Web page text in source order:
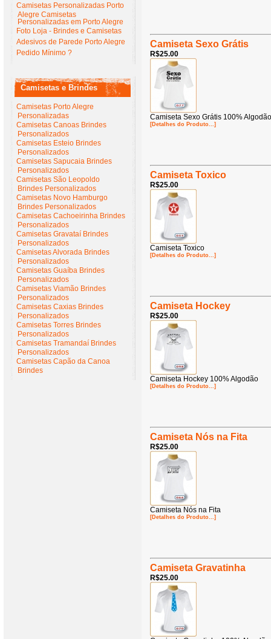
Camisetas Personalizadas Porto
Alegre Camisetas
Personalizadas em Porto Alegre
Foto Loja - Brindes e Camisetas
Adesivos de Parede Porto Alegre
Pedido Mínimo ?
Camisetas e Brindes
Camisetas Porto Alegre
Personalizadas
Camisetas Canoas Brindes
Personalizados
Camisetas Esteio Brindes
Personalizados
Camisetas Sapucaia Brindes
Personalizados
Camisetas São Leopoldo
Brindes Personalizados
Camisetas Novo Hamburgo
Brindes Personalizados
Camisetas Cachoeirinha Brindes
Personalizados
Camisetas Gravataí Brindes
Personalizados
Camisetas Alvorada Brindes
Personalizados
Camisetas Guaíba Brindes
Personalizados
Camisetas Viamão Brindes
Personalizados
Camisetas Caxias Brindes
Personalizados
Camisetas Torres Brindes
Personalizados
Camisetas Tramandaí Brindes
Personalizados
Camisetas Capão da Canoa
Brindes
Camiseta Sexo Grátis
R$25.00
Camiseta Sexo Grátis 100% Algodão
[Detalhes do Produto...]
Camiseta Toxico
R$25.00
Camiseta Toxico
[Detalhes do Produto...]
Camiseta Hockey
R$25.00
Camiseta Hockey 100% Algodão
[Detalhes do Produto...]
Camiseta Nós na Fita
R$25.00
Camiseta Nós na Fita
[Detalhes do Produto...]
Camiseta Gravatinha
R$25.00